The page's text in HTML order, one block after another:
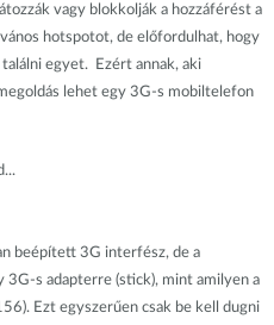
vagy blokkolják a hozzáférést a
hotspotot, de előfordulhat, hogy
egyet. Ezért annak, aki
lehet egy 3G-s mobiltelefon
beépített 3G interfész, de a
3G-s adapterre (stick), mint amilyen a
Ezt egyszerűen csak be kell dugni